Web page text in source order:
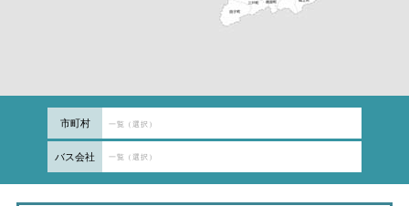
市町村 一覧（選択）
バス会社 一覧（選択）